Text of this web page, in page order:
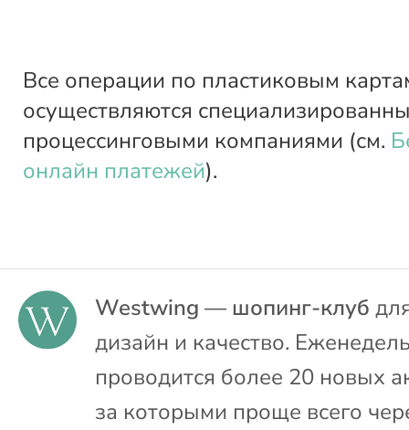
Все операции по пластиковым
осуществляются
процессинговыми компаниями (см.
онлайн платежей).
Westwing — шопинг-клуб
дизайн и качество.
проводится более 20 новых
за которыми проще всего